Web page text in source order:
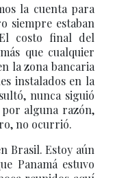
la cuenta para
siempre estaban
costo final del
que cualquier
la zona bancaria
instalados en la
nunca siguió
alguna razón,
no ocurrió.
Brasil. Estoy aún
Panamá estuvo